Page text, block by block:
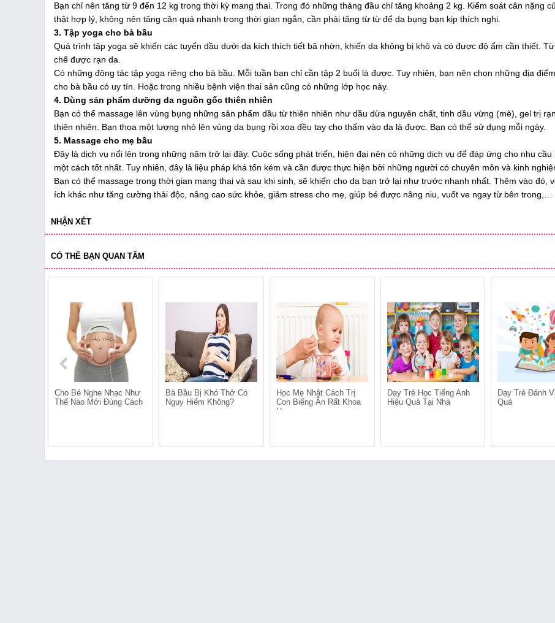
Bạn chỉ nên tăng từ 9 đến 12 kg trong thời kỳ mang thai. Trong đó những tháng đầu chỉ tăng khoảng 2 kg. Kiểm soát cân nặng
thật hợp lý, không nên tăng cân quá nhanh trong thời gian ngắn, cần phải tăng từ từ để da bụng bạn kịp thích nghi.
3. Tập yoga cho bà bầu
Quá trình tập yoga sẽ khiến các tuyến dầu dưới da kích thích tiết bã nhờn, khiến da không bị khô và có được độ ẩm cần thiết.
chế được rạn da.
Có những động tác tập yoga riêng cho bà bầu. Mỗi tuần bạn chỉ cần tập 2 buổi là được. Tuy nhiên, bạn nên chọn những địa
cho bà bầu có uy tín. Hoặc trong nhiều bệnh viện thai sản cũng có những lớp học này.
4. Dùng sản phẩm dưỡng da nguồn gốc thiên nhiên
Bạn có thể massage lên vùng bụng những sản phẩm dầu từ thiên nhiên như dầu dừa nguyên chất, tinh dầu vừng (mè), gel trị
thiên nhiên. Bạn thoa một lượng nhỏ lên vùng da bụng rồi xoa đều tay cho thấm vào da là được. Bạn có thể sử dụng mỗi ngày.
5. Massage cho mẹ bầu
Đây là dịch vụ nổi lên trong những năm trở lại đây. Cuộc sống phát triển, hiện đại nên có những dịch vụ để đáp ứng cho nhu cầu
một cách tốt nhất. Tuy nhiên, đây là liệu pháp khá tốn kém và cần được thực hiện bởi những người có chuyên môn và kinh
Bạn có thể massage trong thời gian mang thai và sau khi sinh, sẽ khiến cho da bạn trở lại như trước nhanh nhất. Thêm vào đó,
ích khác như tăng cường thải độc, nâng cao sức khỏe, giảm stress cho mẹ, giúp bé được nâng niu, vuốt ve ngay từ bên trong,…
NHẬN XÉT
CÓ THỂ BẠN QUAN TÂM
Cho Bé Nghe Nhạc Như
Thế Nào Mới Đúng Cách
Bà Bầu Bị Khó Thở Có
Nguy Hiểm Không?
Học Mẹ Nhật Cách Trị
Con Biếng Ăn Rất Khoa
Học
Dạy Trẻ Học Tiếng Anh
Hiệu Quả Tại Nhà
Dạy Trẻ Đánh
Quả